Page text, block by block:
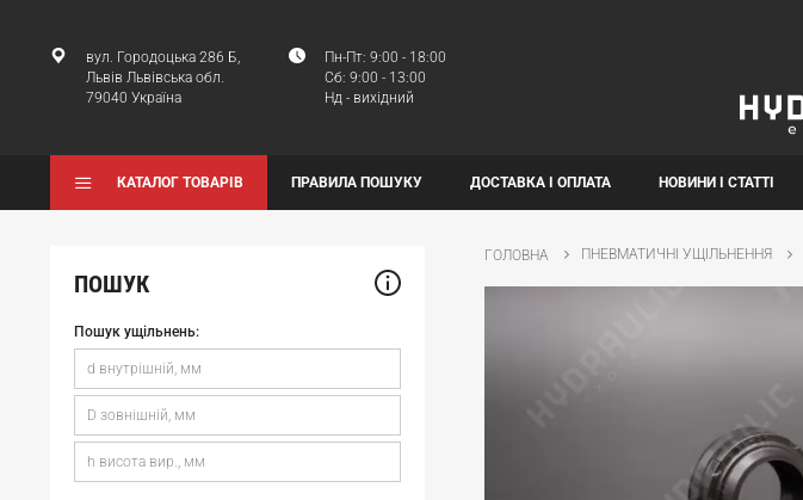
вул. Городоцька 286 Б,
Львів Львівська обл.
79040 Україна
Пн-Пт: 9:00 - 18:00
Сб: 9:00 - 13:00
Нд - вихідний
КАТАЛОГ ТОВАРІВ ПРАВИЛА ПОШУКУ ДОСТАВКА І ОПЛАТА НОВИНИ І СТАТТІ
ПОШУК
Пошук ущільнень:
ГОЛОВНА ПНЕВМАТИЧНІ УЩІЛЬНЕННЯ